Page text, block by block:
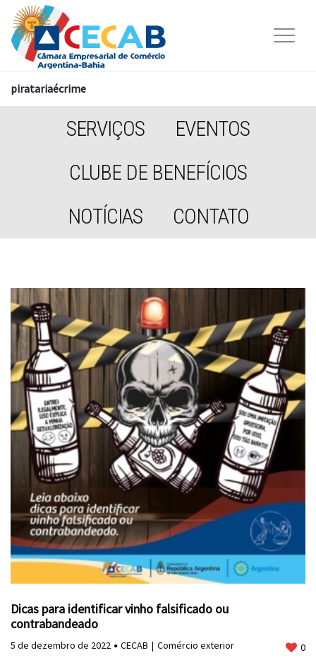
piratariaécrime
SERVIÇOS
EVENTOS
CLUBE DE BENEFÍCIOS
NOTÍCIAS
CONTATO
Dicas para identificar vinho falsificado ou
contrabandeado
5 de dezembro de 2022 CECAB Comércio exterior 0